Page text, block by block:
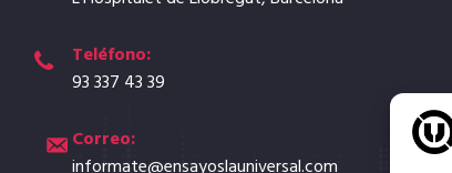
Teléfono:
93 337 43 39
Correo:
informate@ensayoslauniversal.com